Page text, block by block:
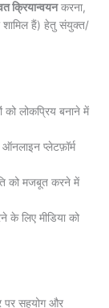
क्रियान्वयनकरना,
शामिल हैं) हेतु संयुक्त/
लोकप्रिय बनाने में
प्लेटफ़ॉर्म
को मजबूत करने में
लिए मीडिया को
पर सहयोग और